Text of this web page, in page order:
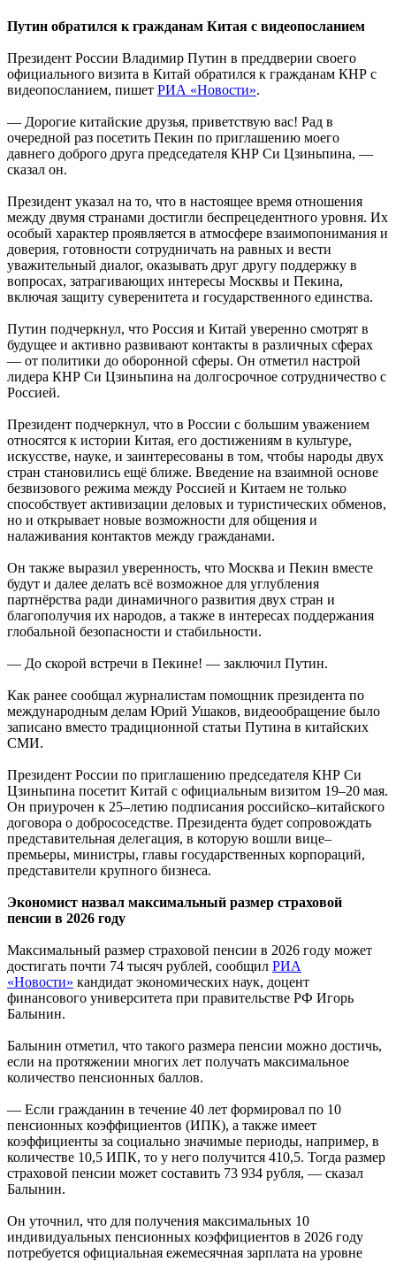
Путин обратился к гражданам Китая с видеопосланием
Президент России Владимир Путин в преддверии своего
официального визита в Китай обратился к гражданам КНР с
видеопосланием, пишет РИА «Новости».
— Дорогие китайские друзья, приветствую вас! Рад в
очередной раз посетить Пекин по приглашению моего
давнего доброго друга председателя КНР Си Цзиньпина, —
сказал он.
Президент указал на то, что в настоящее время отношения
между двумя странами достигли беспрецедентного уровня. Их
особый характер проявляется в атмосфере взаимопонимания и
доверия, готовности сотрудничать на равных и вести
уважительный диалог, оказывать друг другу поддержку в
вопросах, затрагивающих интересы Москвы и Пекина,
включая защиту суверенитета и государственного единства.
Путин подчеркнул, что Россия и Китай уверенно смотрят в
будущее и активно развивают контакты в различных сферах
— от политики до оборонной сферы. Он отметил настрой
лидера КНР Си Цзиньпина на долгосрочное сотрудничество с
Россией.
Президент подчеркнул, что в России с большим уважением
относятся к истории Китая, его достижениям в культуре,
искусстве, науке, и заинтересованы в том, чтобы народы двух
стран становились ещё ближе. Введение на взаимной основе
безвизового режима между Россией и Китаем не только
способствует активизации деловых и туристических обменов,
но и открывает новые возможности для общения и
налаживания контактов между гражданами.
Он также выразил уверенность, что Москва и Пекин вместе
будут и далее делать всё возможное для углубления
партнёрства ради динамичного развития двух стран и
благополучия их народов, а также в интересах поддержания
глобальной безопасности и стабильности.
— До скорой встречи в Пекине! — заключил Путин.
Как ранее сообщал журналистам помощник президента по
международным делам Юрий Ушаков, видеообращение было
записано вместо традиционной статьи Путина в китайских
СМИ.
Президент России по приглашению председателя КНР Си
Цзиньпина посетит Китай с официальным визитом 19–20 мая.
Он приурочен к 25–летию подписания российско–китайского
договора о добрососедстве. Президента будет сопровождать
представительная делегация, в которую вошли вице–
премьеры, министры, главы государственных корпораций,
представители крупного бизнеса.
Экономист назвал максимальный размер страховой
пенсии в 2026 году
Максимальный размер страховой пенсии в 2026 году может
достигать почти 74 тысяч рублей, сообщил РИА
«Новости» кандидат экономических наук, доцент
финансового университета при правительстве РФ Игорь
Балынин.
Балынин отметил, что такого размера пенсии можно достичь,
если на протяжении многих лет получать максимальное
количество пенсионных баллов.
— Если гражданин в течение 40 лет формировал по 10
пенсионных коэффициентов (ИПК), а также имеет
коэффициенты за социально значимые периоды, например, в
количестве 10,5 ИПК, то у него получится 410,5. Тогда размер
страховой пенсии может составить 73 934 рубля, — сказал
Балынин.
Он уточнил, что для получения максимальных 10
индивидуальных пенсионных коэффициентов в 2026 году
потребуется официальная ежемесячная зарплата на уровне